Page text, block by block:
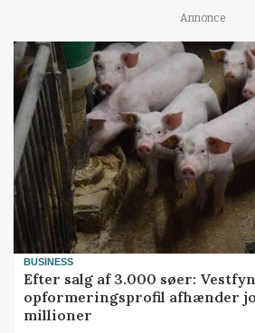
Annonce
BUSINESS
Efter salg af 3.000 søer:
opformeringsprofil afhænder
millioner